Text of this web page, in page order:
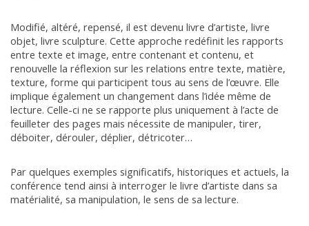
Modifié, altéré, repensé, il est devenu livre d’artiste, livre
objet, livre sculpture. Cette approche redéfinit les rapports
entre texte et image, entre contenant et contenu, et
renouvelle la réflexion sur les relations entre texte, matière,
texture, forme qui participent tous au sens de l’œuvre. Elle
implique également un changement dans l’idée même de
lecture. Celle-ci ne se rapporte plus uniquement à l’acte de
feuilleter des pages mais nécessite de manipuler, tirer,
déboiter, dérouler, déplier, détricoter…
Par quelques exemples significatifs, historiques et actuels, la
conférence tend ainsi à interroger le livre d’artiste dans sa
matérialité, sa manipulation, le sens de sa lecture.